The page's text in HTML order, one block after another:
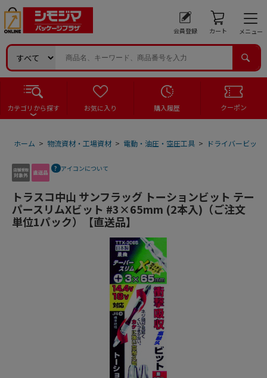
会員登録 カート メニュー
カテゴリから探す お気に入り 購入履歴 クーポン
ホーム > 物流資材・工場資材 > 電動・油圧・空圧工具 > ドライバービット
アイコンについて
トラスコ中山 サンフラッグ トーションビット テー
パースリムXビット #3×65mm (2本入)（ご注文
単位1パック）【直送品】